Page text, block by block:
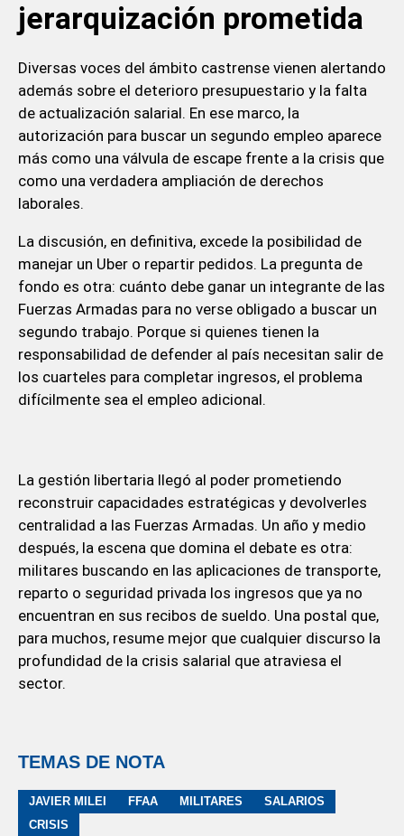
jerarquización prometida
Diversas voces del ámbito castrense vienen alertando
además sobre el deterioro presupuestario y la falta
de actualización salarial. En ese marco, la
autorización para buscar un segundo empleo aparece
más como una válvula de escape frente a la crisis que
como una verdadera ampliación de derechos
laborales.
La discusión, en definitiva, excede la posibilidad de
manejar un Uber o repartir pedidos. La pregunta de
fondo es otra: cuánto debe ganar un integrante de las
Fuerzas Armadas para no verse obligado a buscar un
segundo trabajo. Porque si quienes tienen la
responsabilidad de defender al país necesitan salir de
los cuarteles para completar ingresos, el problema
difícilmente sea el empleo adicional.
La gestión libertaria llegó al poder prometiendo
reconstruir capacidades estratégicas y devolverles
centralidad a las Fuerzas Armadas. Un año y medio
después, la escena que domina el debate es otra:
militares buscando en las aplicaciones de transporte,
reparto o seguridad privada los ingresos que ya no
encuentran en sus recibos de sueldo. Una postal que,
para muchos, resume mejor que cualquier discurso la
profundidad de la crisis salarial que atraviesa el
sector.
TEMAS DE NOTA
JAVIER MILEI FFAA MILITARES
SALARIOS
CRISIS